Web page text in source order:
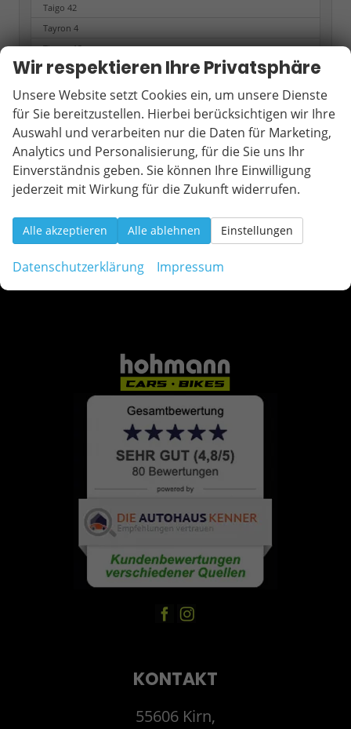
Taigo 42
Tayron 4
Tiguan12
Touran 2
Volvo
Geparkte Fahrzeuge (
Anmelden
KONTAKT
55606 Kirn,
Wir respektieren Ihre Privatsphäre
Unsere Website setzt Cookies ein, um unsere Dienste
für Sie bereitzustellen. Hierbei berücksichtigen wir Ihre
Auswahl und verarbeiten nur die Daten für Marketing,
Analytics und Personalisierung, für die Sie uns Ihr
Einverständnis geben. Sie können Ihre Einwilligung
jederzeit mit Wirkung für die Zukunft widerrufen.
Alle akzeptieren Alle ablehnen Einstellungen
Datenschutzerklärung Impressum